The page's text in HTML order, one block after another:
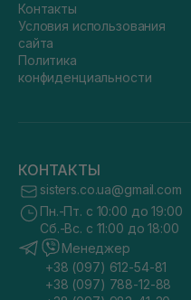
Контакты
Условия использования
сайта
Политика
конфиденциальности
КОНТАКТЫ
sisters.co.ua@gmail.com
Пн.-Пт. с 10:00 до 19:00
Сб.-Вс. с 11:00 до 18:00
Менеджер
+38 (097) 612-54-81
+38 (097) 788-12-88